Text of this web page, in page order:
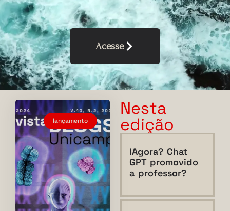
Acesse
lançamento
Nesta
edição
IAgora? Chat
GPT promovido
a professor?